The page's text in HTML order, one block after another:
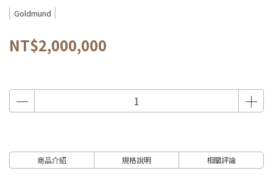
Goldmund
NT$2,000,000
商品介紹 規格說明 相關評論